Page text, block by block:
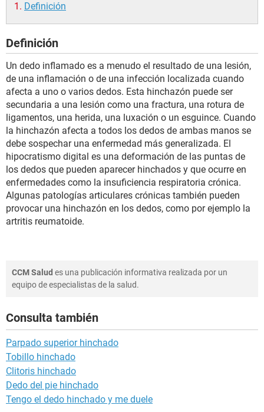
SEXUALIDAD
Definición
Definición
Un dedo inflamado es a menudo el resultado de una lesión,
de una inflamación o de una infección localizada cuando
afecta a uno o varios dedos. Esta hinchazón puede ser
secundaria a una lesión como una fractura, una rotura de
ligamentos, una herida, una luxación o un esguince. Cuando
la hinchazón afecta a todos los dedos de ambas manos se
debe sospechar una enfermedad más generalizada. El
hipocratismo digital es una deformación de las puntas de
los dedos que pueden aparecer hinchados y que ocurre en
enfermedades como la insuficiencia respiratoria crónica.
Algunas patologías articulares crónicas también pueden
provocar una hinchazón en los dedos, como por ejemplo la
artritis reumatoide.
CCM Salud es una publicación informativa realizada por un
equipo de especialistas de la salud.
Consulta también
Parpado superior hinchado
Tobillo hinchado
Clitoris hinchado
Dedo del pie hinchado
Tengo el dedo hinchado y me duele